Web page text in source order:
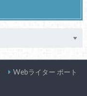
Webライター ポート